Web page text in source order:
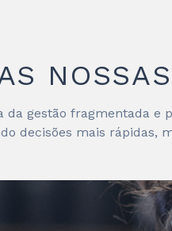
da gestão fragmentada e
decisões mais rápidas,